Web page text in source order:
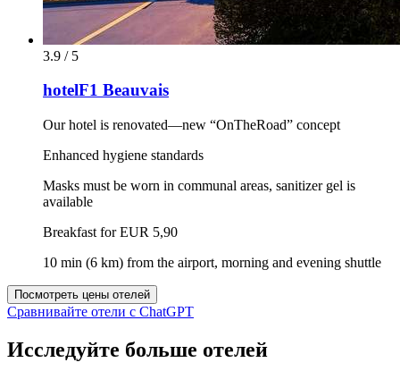
3.9 / 5
hotelF1 Beauvais
Our hotel is renovated—new “OnTheRoad” concept
Enhanced hygiene standards
Masks must be worn in communal areas, sanitizer gel is
available
Breakfast for EUR 5,90
10 min (6 km) from the airport, morning and evening shuttle
Посмотреть цены отелей
Сравнивайте отели с ChatGPT
Исследуйте больше отелей